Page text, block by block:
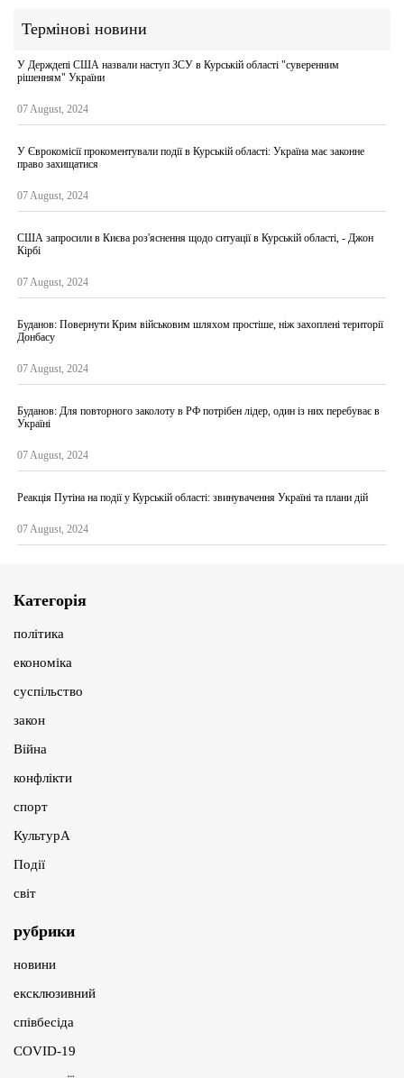
Термінові новини
У Держдепі США назвали наступ ЗСУ в Курській області "суверенним
рішенням" України
07 August, 2024
У Єврокомісії прокоментували події в Курській області: Україна має законне
право захищатися
07 August, 2024
США запросили в Києва роз'яснення щодо ситуації в Курській області, - Джон
Кірбі
07 August, 2024
Буданов: Повернути Крим військовим шляхом простіше, ніж захоплені території
Донбасу
07 August, 2024
Буданов: Для повторного заколоту в РФ потрібен лідер, один із них перебуває в
Україні
07 August, 2024
Реакція Путіна на події у Курській області: звинувачення Україні та плани дій
07 August, 2024
Категорія
політика
економіка
суспільство
закон
Війна
конфлікти
спорт
КультурА
Події
світ
рубрики
новини
ексклюзивний
співбесіда
COVID-19